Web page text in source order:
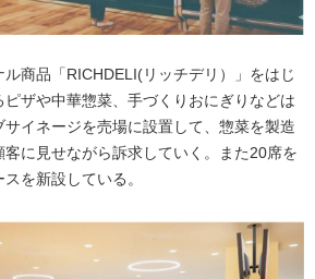
商品「RICHDELI(リッチデリ）」をはじ
ザや中華惣菜、手づくりおにぎりなどは
イネージを売場に設置して、惣菜を製造
に見せながら訴求していく。また20席を
を新設している。